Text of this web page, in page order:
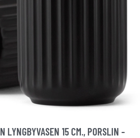
LYNGBYVASEN 15 CM., PORSLIN -